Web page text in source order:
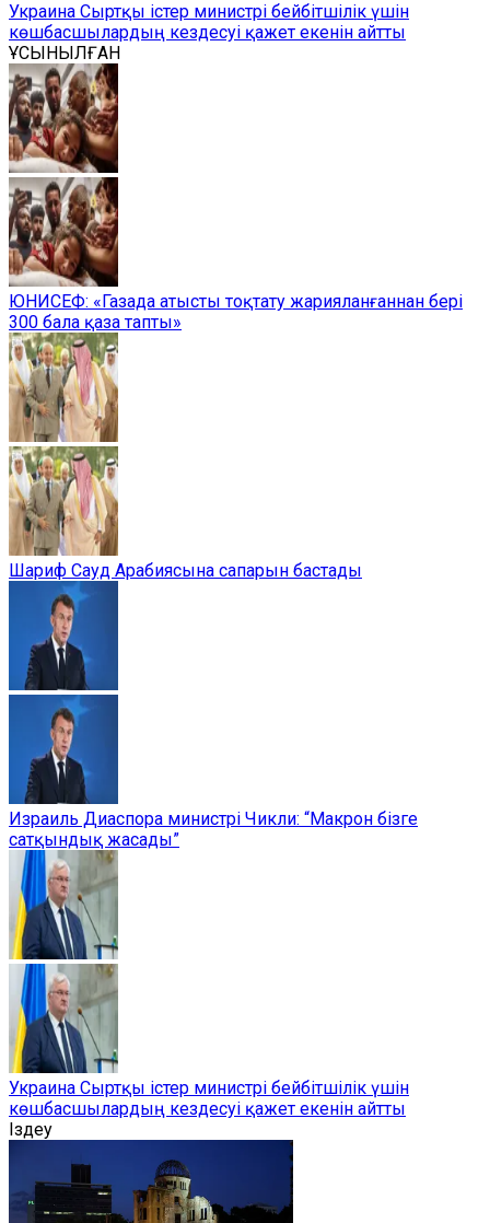
Украина Сыртқы істер министрі бейбітшілік үшін
көшбасшылардың кездесуі қажет екенін айтты
ҰСЫНЫЛҒАН
ЮНИСЕФ: «Газада атысты тоқтату жарияланғаннан бері
300 бала қаза тапты»
Шариф Сауд Арабиясына сапарын бастады
Израиль Диаспора министрі Чикли: “Макрон бізге
сатқындық жасады”
Украина Сыртқы істер министрі бейбітшілік үшін
көшбасшылардың кездесуі қажет екенін айтты
Іздеу